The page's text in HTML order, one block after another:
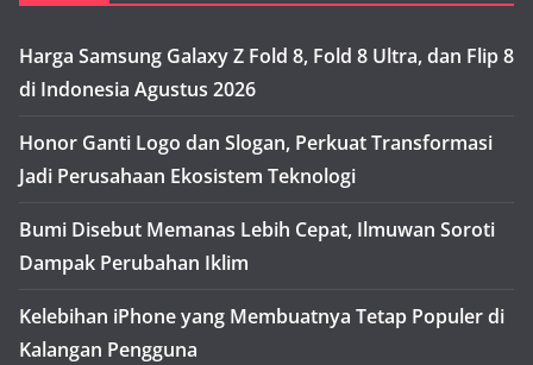
Harga Samsung Galaxy Z Fold 8, Fold 8 Ultra, dan Flip 8
di Indonesia Agustus 2026
Honor Ganti Logo dan Slogan, Perkuat Transformasi
Jadi Perusahaan Ekosistem Teknologi
Bumi Disebut Memanas Lebih Cepat, Ilmuwan Soroti
Dampak Perubahan Iklim
Kelebihan iPhone yang Membuatnya Tetap Populer di
Kalangan Pengguna